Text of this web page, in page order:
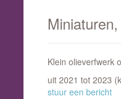
Klein olieverfwerk
uit 2021 tot 2023
stuur een bericht